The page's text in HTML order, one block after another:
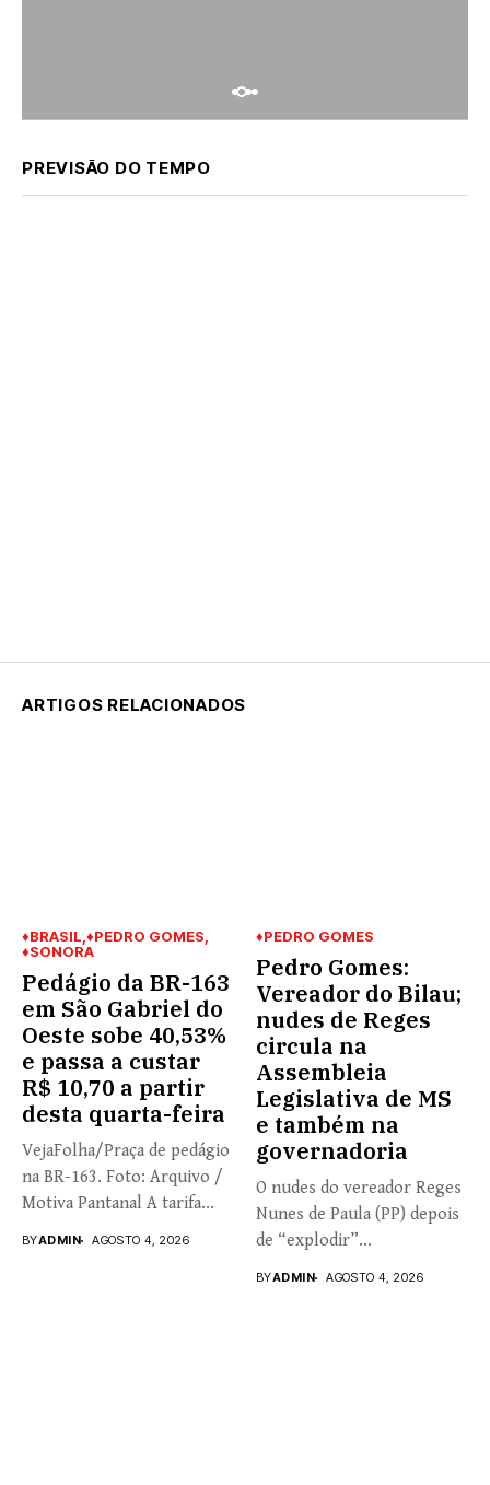
PREVISÃO DO TEMPO
ARTIGOS RELACIONADOS
♦BRASIL ♦PEDRO GOMES
♦SONORA
Pedágio da BR-163
em São Gabriel do
Oeste sobe 40,53%
e passa a custar
R$ 10,70 a partir
desta quarta-feira
VejaFolha/Praça de pedágio
na BR-163. Foto: Arquivo /
Motiva Pantanal A tarifa...
BYADMIN AGOSTO 4, 2026
♦PEDRO GOMES
Pedro Gomes:
Vereador do Bilau;
nudes de Reges
circula na
Assembleia
Legislativa de MS
e também na
governadoria
O nudes do vereador Reges
Nunes de Paula (PP) depois
de “explodir”...
BYADMIN AGOSTO 4, 2026